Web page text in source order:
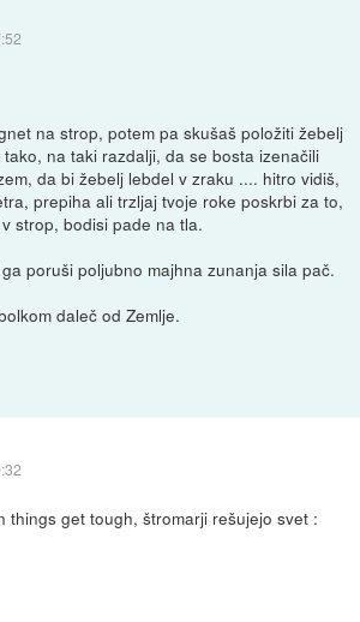
na strop, potem pa skušaš položiti žebelj
na taki razdalji, da se bosta izenačili
da bi žebelj lebdel v zraku .... hitro vidiš,
prepiha ali trzljaj tvoje roke poskrbi za to,
strop, bodisi pade na tla.
poruši poljubno majhna zunanja sila pač.
daleč od Zemlje.
things get tough, štromarji rešujejo svet :